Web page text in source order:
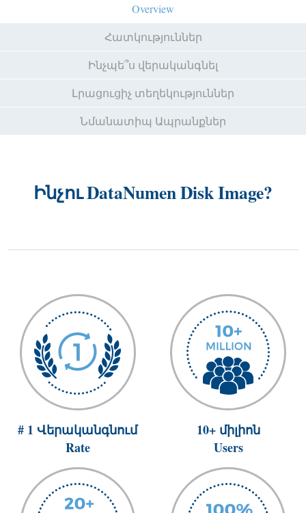
Overview
Հատկություններ
Ինչպե՞ս վերականգնել
Լրացուցիչ տեղեկություններ
Նմանատիպ Ապրանքներ
Ինչու DataNumen Disk Image?
# 1 Վերականգնում
Rate
10+ միլիոն
Users